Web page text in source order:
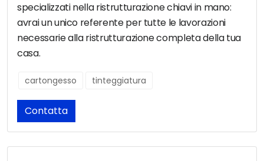
specializzati nella ristrutturazione chiavi in mano:
avrai un unico referente per tutte le lavorazioni
necessarie alla ristrutturazione completa della tua
casa.
cartongesso tinteggiatura
Contatta